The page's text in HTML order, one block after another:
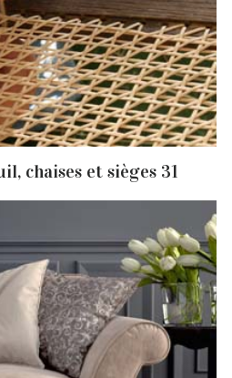
chaises et sièges 31